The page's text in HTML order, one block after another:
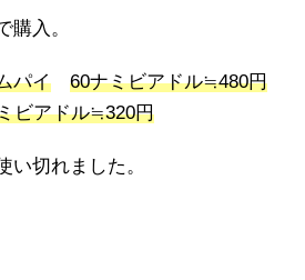
購入。
パイ
60ナミビアドル≒480円
ビアドル≒320円
い切れました。